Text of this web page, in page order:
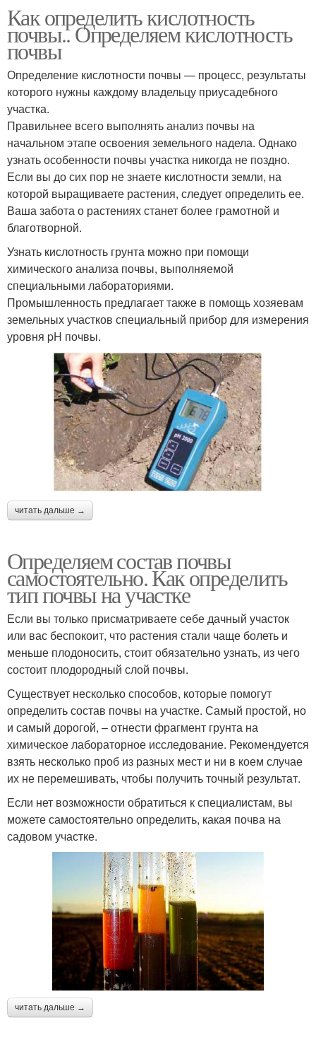
Как определить кислотность
почвы.. Определяем кислотность
почвы
Определение кислотности почвы — процесс, результаты
которого нужны каждому владельцу приусадебного
участка.
Правильнее всего выполнять анализ почвы на
начальном этапе освоения земельного надела. Однако
узнать особенности почвы участка никогда не поздно.
Если вы до сих пор не знаете кислотности земли, на
которой выращиваете растения, следует определить ее.
Ваша забота о растениях станет более грамотной и
благотворной.
Узнать кислотность грунта можно при помощи
химического анализа почвы, выполняемой
специальными лабораториями.
Промышленность предлагает также в помощь хозяевам
земельных участков специальный прибор для измерения
уровня pH почвы.
читать дальше →
Определяем состав почвы
самостоятельно. Как определить
тип почвы на участке
Если вы только присматриваете себе дачный участок
или вас беспокоит, что растения стали чаще болеть и
меньше плодоносить, стоит обязательно узнать, из чего
состоит плодородный слой почвы.
Существует несколько способов, которые помогут
определить состав почвы на участке. Самый простой, но
и самый дорогой, – отнести фрагмент грунта на
химическое лабораторное исследование. Рекомендуется
взять несколько проб из разных мест и ни в коем случае
их не перемешивать, чтобы получить точный результат.
Если нет возможности обратиться к специалистам, вы
можете самостоятельно определить, какая почва на
садовом участке.
читать дальше →